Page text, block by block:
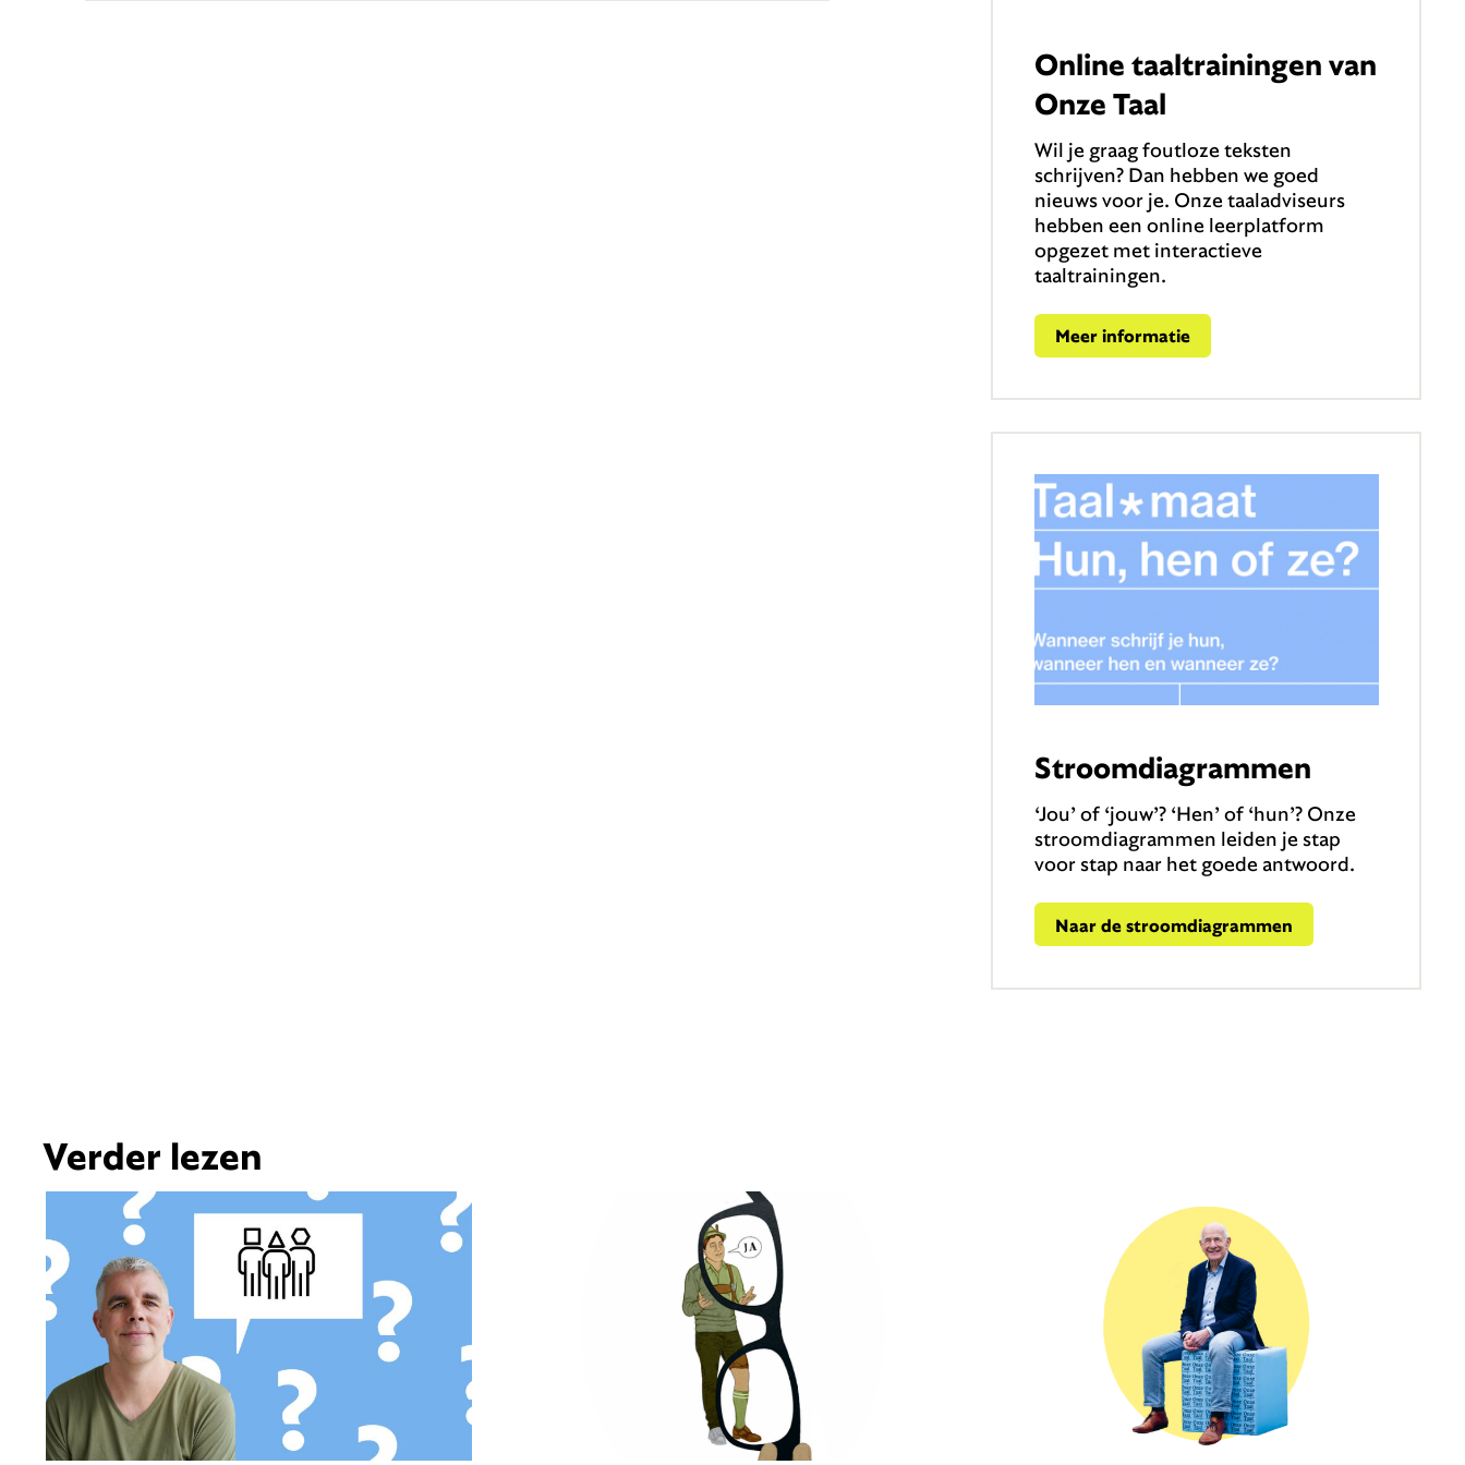
Online taaltrainingen van
Onze Taal
Wil je graag foutloze teksten
schrijven? Dan hebben we goed
nieuws voor je. Onze taaladviseurs
hebben een online leerplatform
opgezet met interactieve
taaltrainingen.
Meer informatie
Stroomdiagrammen
‘Jou’ of ‘jouw’? ‘Hen’ of ‘hun’? Onze
stroomdiagrammen leiden je stap
voor stap naar het goede antwoord.
Naar de stroomdiagrammen
Verder lezen